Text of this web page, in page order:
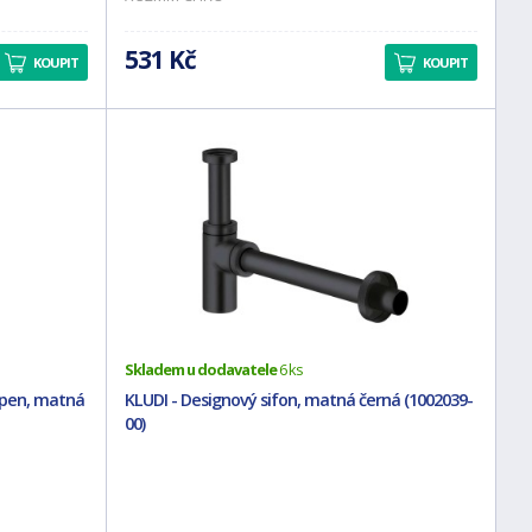
KOUPIT 531 Kč KOUPIT
matná
Skladem u dodavatele6 ks
KLUDI - Designový sifon, matná černá (1002039-
00)